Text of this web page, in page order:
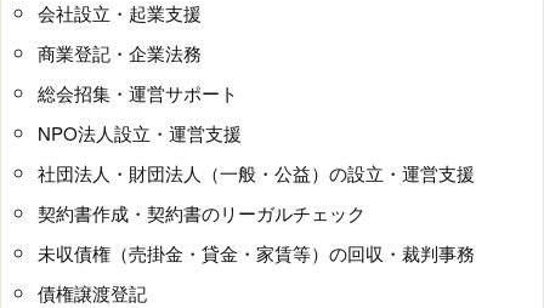
会社設立・起業支援
商業登記・企業法務
総会招集・運営サポート
NPO法人設立・運営支援
社団法人・財団法人（一般・公益）の設立・運営支援
契約書作成・契約書のリーガルチェック
未収債権（売掛金・貸金・家賃等）の回収・裁判事務
債権譲渡登記